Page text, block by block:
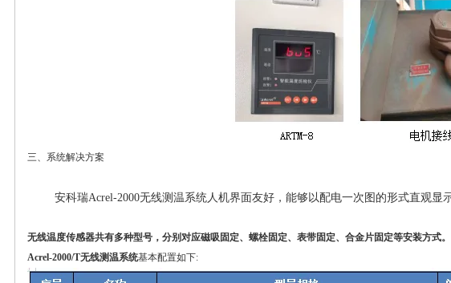
三、系统解决方案
安科瑞Acrel-2000无线测温系统人机界面友好，能够以配电一次图的形式直观
无线温度传感器共有多种型号，分别对应磁吸固定、螺栓固定、表带固定、合金片固定等安装方式。
Acrel-2000/T无线测温系统基本配置如下: